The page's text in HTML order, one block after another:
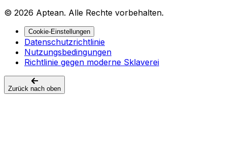
© 2026 Aptean. Alle Rechte vorbehalten.
Cookie-Einstellungen
Datenschutzrichtlinie
Nutzungsbedingungen
Richtlinie gegen moderne Sklaverei
Zurück nach oben